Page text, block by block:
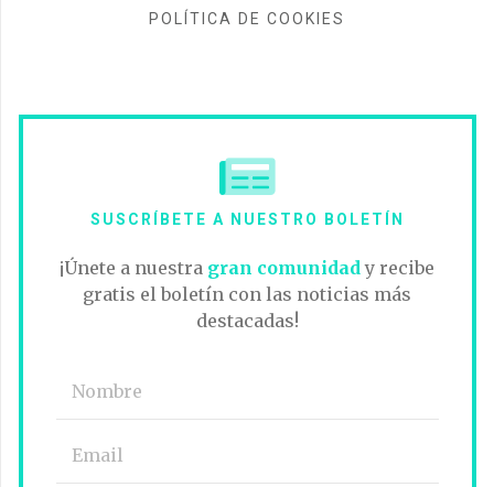
POLÍTICA DE COOKIES
SUSCRÍBETE A NUESTRO BOLETÍN
¡Únete a nuestra gran comunidady recibe
gratis el boletín con las noticias más
destacadas!